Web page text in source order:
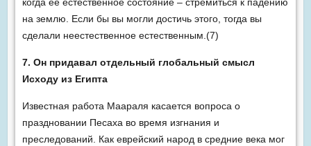
когда ее естественное состояние – стремиться к падению
на землю. Если бы вы могли достичь этого, тогда вы
сделали неестественное естественным.(7)
7. Он придавал отдельный глобальный смысл
Исходу из Египта
Известная работа Маараля касается вопроса о
праздновании Песаха во время изгнания и
преследований. Как еврейский народ в средние века мог